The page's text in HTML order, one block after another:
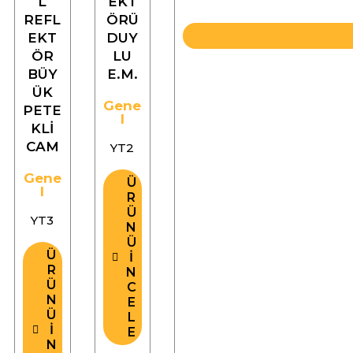
REFL
EKT
ÖR
BÜY
ÜK
PETE
KLİ
CAM
Gene
l
YT3
Ü
R
Ü
N
Ü
İ
N
ÖRÜ
DUY
LU
E.M.
Gene
l
YT2
Ü
R
Ü
N
Ü
İ
N
C
E
L
E